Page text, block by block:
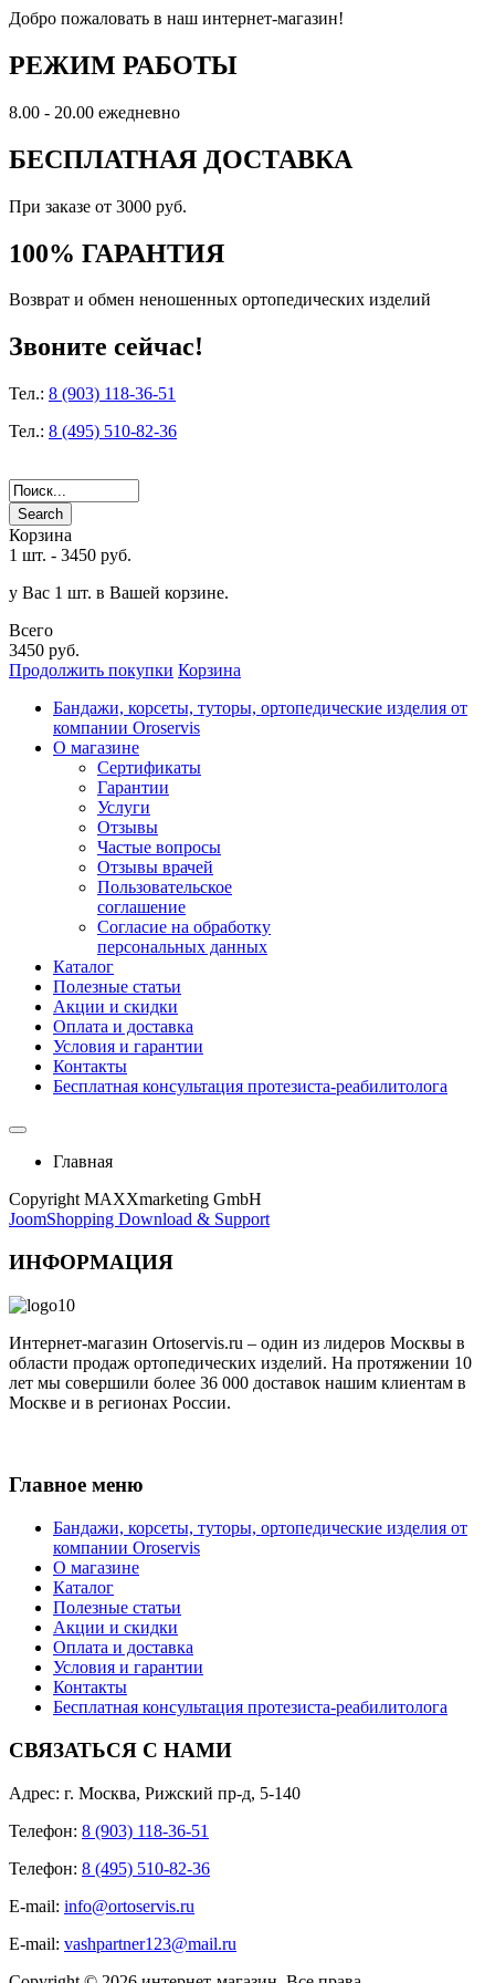
Добро пожаловать в наш интернет-магазин!
РЕЖИМ РАБОТЫ
8.00 - 20.00 ежедневно
БЕСПЛАТНАЯ ДОСТАВКА
При заказе от 3000 руб.
100% ГАРАНТИЯ
Возврат и обмен неношенных ортопедических изделий
Звоните сейчас!
Тел.: 8 (903) 118-36-51
Тел.: 8 (495) 510-82-36
Search
Корзина
1 шт. - 3450 руб.
у Вас 1 шт. в Вашей корзине.
Всего
3450 руб.
Продолжить покупки Корзина
Бандажи, корсеты, туторы, ортопедические изделия от
компании Oroservis
О магазине
Сертификаты
Гарантии
Услуги
Отзывы
Частые вопросы
Отзывы врачей
Пользовательское
соглашение
Согласие на обработку
персональных данных
Каталог
Полезные статьи
Акции и скидки
Оплата и доставка
Условия и гарантии
Контакты
Бесплатная консультация протезиста-реабилитолога
Главная
Copyright MAXXmarketing GmbH
JoomShopping Download & Support
ИНФОРМАЦИЯ
Интернет-магазин Ortoservis.ru – один из лидеров Москвы в
области продаж ортопедических изделий. На протяжении 10
лет мы совершили более 36 000 доставок нашим клиентам в
Москве и в регионах России.
Главное меню
Бандажи, корсеты, туторы, ортопедические изделия от
компании Oroservis
О магазине
Каталог
Полезные статьи
Акции и скидки
Оплата и доставка
Условия и гарантии
Контакты
Бесплатная консультация протезиста-реабилитолога
СВЯЗАТЬСЯ С НАМИ
Адрес: г. Москва, Рижский пр-д, 5-140
Телефон: 8 (903) 118-36-51
Телефон: 8 (495) 510-82-36
E-mail: info@ortoservis.ru
E-mail: vashpartner123@mail.ru